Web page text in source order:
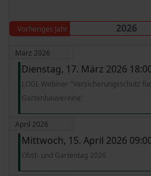
Vorheriges Jahr 2026
März 2026
Dienstag, 17. März 2026
LOGL Webinar "Versicherungsschutz
Gartenbauvereine"
April 2026
Mittwoch, 15. April 2026
Obst- und Gartentag 2026